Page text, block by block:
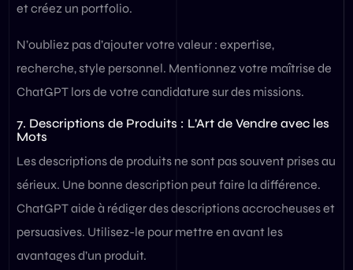
et créez un portfolio.
N’oubliez pas d’ajouter votre valeur : expertise,
recherche, style personnel. Mentionnez votre maîtrise de
ChatGPT lors de votre candidature sur des missions.
7. Descriptions de Produits : L’Art de Vendre avec les
Mots
Les descriptions de produits ne sont pas souvent prises au
sérieux. Une bonne description peut faire la différence.
ChatGPT aide à rédiger des descriptions accrocheuses et
persuasives. Utilisez-le pour mettre en avant les
avantages d’un produit.